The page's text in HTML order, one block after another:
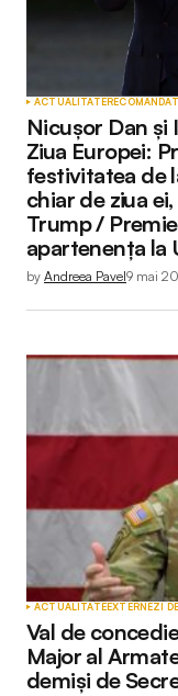
ACTUALITATE
Nicușor Dan și
Ziua Europei:
festivitatea de
chiar de ziua
Trump /
apartenența la
by Andreea Pavel9 mai
ACTUALITATEEXTERNEZI
Val de
Major al
demiși de